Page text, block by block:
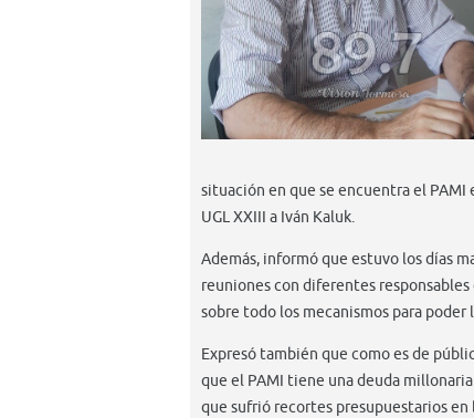
situación en que se encuentra el
UGL XXIII a Iván Kaluk.
Además, informó que estuvo los días
reuniones con diferentes
sobre todo los mecanismos para poder
Expresó también que como es de
que el PAMI tiene una deuda
que sufrió recortes presupuestarios